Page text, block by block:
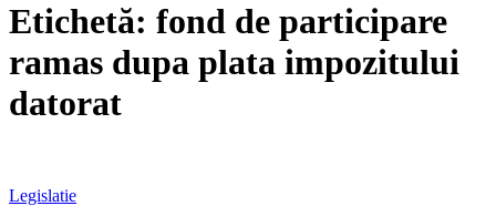
Etichetă: fond de participare
ramas dupa plata impozitului
datorat
Legislatie